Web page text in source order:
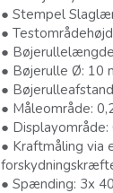
● Stempel
●
●
● Bøjerulle Ø: 10
●
● Måleområde:
● Displayområde:
● Kraftmåling via
● Spænding: 3x